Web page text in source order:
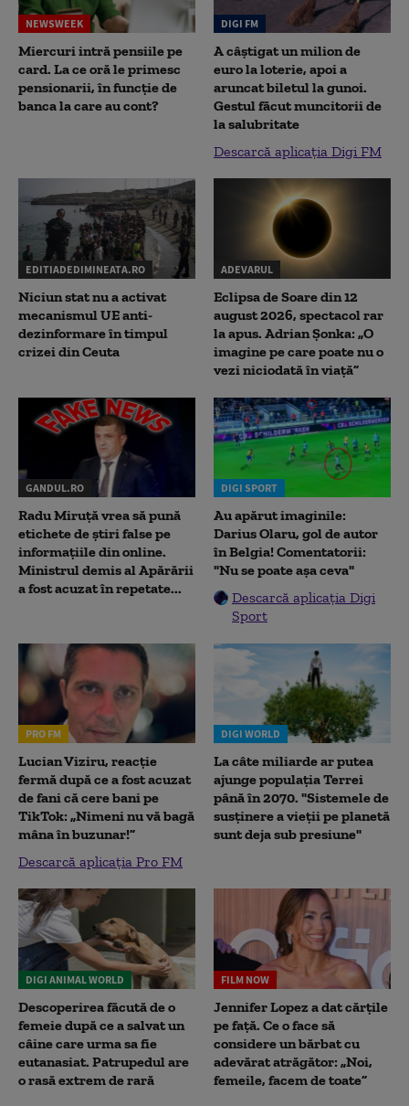
NEWSWEEK
Miercuri intră pensiile pe
card. La ce oră le primesc
pensionarii, în funcție de
banca la care au cont?
DIGI FM
A câștigat un milion de
euro la loterie, apoi a
aruncat biletul la gunoi.
Gestul făcut muncitorii de
la salubritate
Descarcă aplicația Digi FM
EDITIADEDIMINEATA.RO
Niciun stat nu a activat
mecanismul UE anti-
dezinformare în timpul
crizei din Ceuta
ADEVARUL
Eclipsa de Soare din 12
august 2026, spectacol rar
la apus. Adrian Șonka: „O
imagine pe care poate nu o
vezi niciodată în viață”
GANDUL.RO
Radu Miruţă vrea să pună
etichete de știri false pe
informațiile din online.
Ministrul demis al Apărării
a fost acuzat în repetate...
DIGI SPORT
Au apărut imaginile:
Darius Olaru, gol de autor
în Belgia! Comentatorii:
"Nu se poate așa ceva"
Descarcă aplicația Digi
Sport
PRO FM
Lucian Viziru, reacție
fermă după ce a fost acuzat
de fani că cere bani pe
TikTok: „Nimeni nu vă bagă
mâna în buzunar!”
Descarcă aplicația Pro FM
DIGI WORLD
La câte miliarde ar putea
ajunge populația Terrei
până în 2070. "Sistemele de
susținere a vieții pe planetă
sunt deja sub presiune"
DIGI ANIMAL WORLD
Descoperirea făcută de o
femeie după ce a salvat un
câine care urma sa fie
eutanasiat. Patrupedul are
o rasă extrem de rară
FILM NOW
Jennifer Lopez a dat cărțile
pe față. Ce o face să
considere un bărbat cu
adevărat atrăgător: „Noi,
femeile, facem de toate”